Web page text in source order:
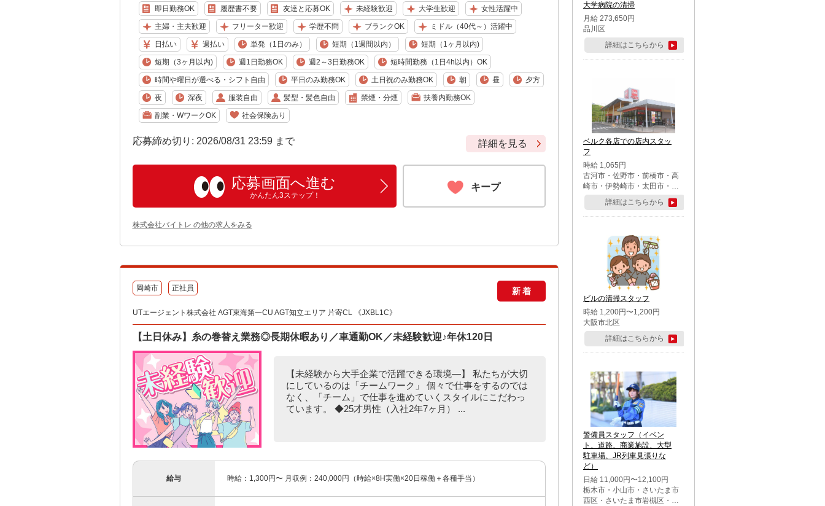
即日勤務OK 履歴書不要 友達と応募OK 未経験歓迎 大学生歓迎 女性活躍中
主婦・主夫歓迎 フリーター歓迎 学歴不問 ブランクOK ミドル（40代～）活躍中
日払い 週払い 単発（1日のみ） 短期（1週間以内） 短期（1ヶ月以内)
短期（3ヶ月以内) 週1日勤務OK 週2～3日勤務OK 短時間勤務（1日4h以内）OK
時間や曜日が選べる・シフト自由 平日のみ勤務OK 土日祝のみ勤務OK 朝 昼 夕方
夜 深夜 服装自由 髪型・髪色自由 禁煙・分煙 扶養内勤務OK
副業・WワークOK 社会保険あり
応募締め切り: 2026/08/31 23:59 まで 詳細を見る
応募画面へ進む
かんたん3ステップ！
キープ
株式会社バイトレ の他の求人をみる
岡崎市 正社員 新着
UTエージェント株式会社 AGT東海第一CU AGT知立エリア 片寄CL 《JXBL1C》
【土日休み】糸の巻替え業務◎長期休暇あり／車通勤OK／未経験歓迎♪年休120日
【未経験から大手企業で活躍できる環境―】 私たちが大切
にしているのは「チームワーク」 個々で仕事をするのでは
なく、「チーム」で仕事を進めていくスタイルにこだわっ
ています。 ◆25才男性（入社2年7ヶ月） ...
給与 時給：1,300円〜 月収例：240,000円（時給×8H実働×20日稼働＋各種手当）
大学病院の清掃
月給 273,650円
品川区
詳細はこちらから
ベルク各店での店内スタッ
フ
時給 1,065円
古河市・佐野市・前橋市・高
崎市・伊勢崎市・太田市・館
林市・藤岡市・大泉町・さい
たま市北区・川越市・熊谷
市・行田市・秩父市・所沢
市・鶴ケ島市・千葉市中央
区・市川市・松戸市・習志野
市・柏市・流山市・八千代
市・足立区・江戸川区・八王
子市・町田市
詳細はこちらから
ビルの清掃スタッフ
時給 1,200円〜1,200円
大阪市北区
詳細はこちらから
警備員スタッフ（イベン
ト、道路、商業施設、大型
駐車場、JR列車見張りな
ど）
日給 11,000円〜12,100円
栃木市・小山市・さいたま市
西区・さいたま市岩槻区・久